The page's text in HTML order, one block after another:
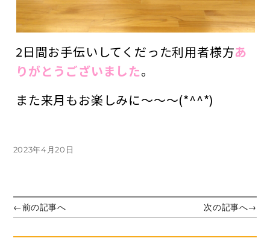
2日間お手伝いしてくだった利用者様方あ
りがとうございました。
また来月もお楽しみに～～～(*^^*)
投
2023年4月20日
投
稿
ナ
前
の
稿:
←前の記事へ
の
稿:
次の記事へ→